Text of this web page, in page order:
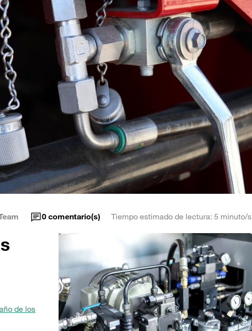
0comentario(s) Tiempo estimado de lectura: 5 minuto/s
de los